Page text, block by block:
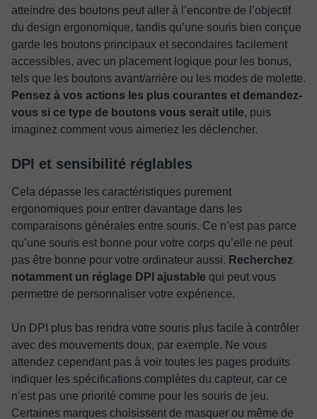
atteindre des boutons peut aller à l’encontre de l’objectif
du design ergonomique, tandis qu’une souris bien conçue
garde les boutons principaux et secondaires facilement
accessibles, avec un placement logique pour les bonus,
tels que les boutons avant/arrière ou les modes de molette.
Pensez à vos actions les plus courantes et demandez-
vous si ce type de boutons vous serait utile, puis
imaginez comment vous aimeriez les déclencher.
DPI et sensibilité réglables
Cela dépasse les caractéristiques purement
ergonomiques pour entrer davantage dans les
comparaisons générales entre souris. Ce n’est pas parce
qu’une souris est bonne pour votre corps qu’elle ne peut
pas être bonne pour votre ordinateur aussi. Recherchez
notamment un réglage DPI ajustable qui peut vous
permettre de personnaliser votre expérience.
Un DPI plus bas rendra votre souris plus facile à contrôler
avec des mouvements doux, par exemple. Ne vous
attendez cependant pas à voir toutes les pages produits
indiquer les spécifications complètes du capteur, car ce
n’est pas une priorité comme pour les souris de jeu.
Certaines marques choisissent de masquer ou même de